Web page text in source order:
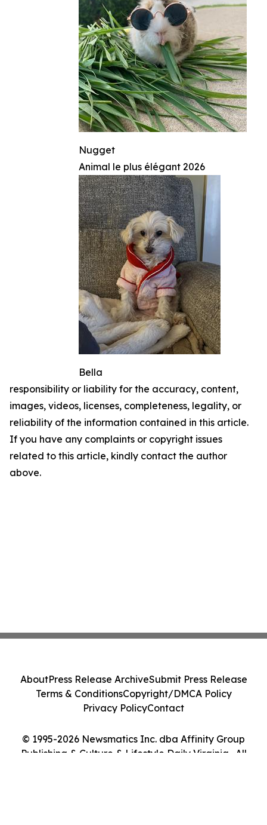
Nugget
Animal le plus élégant 2026
Bella
responsibility or liability for the accuracy, content,
images, videos, licenses, completeness, legality, or
reliability of the information contained in this article.
If you have any complaints or copyright issues
related to this article, kindly contact the author
above.
© 1995-2026 Newsmatics Inc. dba Affinity Group
Publishing & Culture & Lifestyle Daily Virginia . All
AboutPress Release ArchiveSubmit Press Release
Terms & ConditionsCopyright/DMCA Policy
Privacy PolicyContact